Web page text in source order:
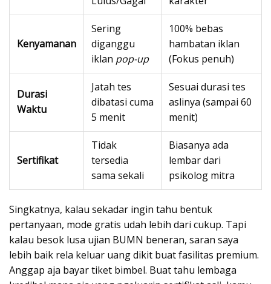
Kenyamanan
Sering
diganggu
iklan pop-up
100% bebas
hambatan iklan
(Fokus penuh)
Durasi
Waktu
Jatah tes
dibatasi cuma
5 menit
Sesuai durasi tes
aslinya (sampai 60
menit)
Sertifikat
Tidak
tersedia
sama sekali
Biasanya ada
lembar dari
psikolog mitra
Singkatnya, kalau sekadar ingin tahu bentuk
pertanyaan, mode gratis udah lebih dari cukup. Tapi
kalau besok lusa ujian BUMN beneran, saran saya
lebih baik rela keluar uang dikit buat fasilitas premium.
Anggap aja bayar tiket bimbel. Buat tahu lembaga